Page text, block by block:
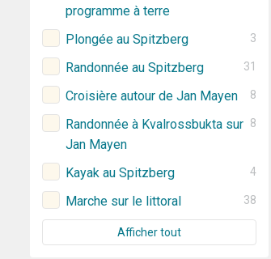
programme à terre
Plongée au Spitzberg 3
Randonnée au Spitzberg 31
Croisière autour de Jan Mayen 8
Randonnée à Kvalrossbukta sur
Jan Mayen
8
Kayak au Spitzberg 4
Marche sur le littoral 38
Afficher tout